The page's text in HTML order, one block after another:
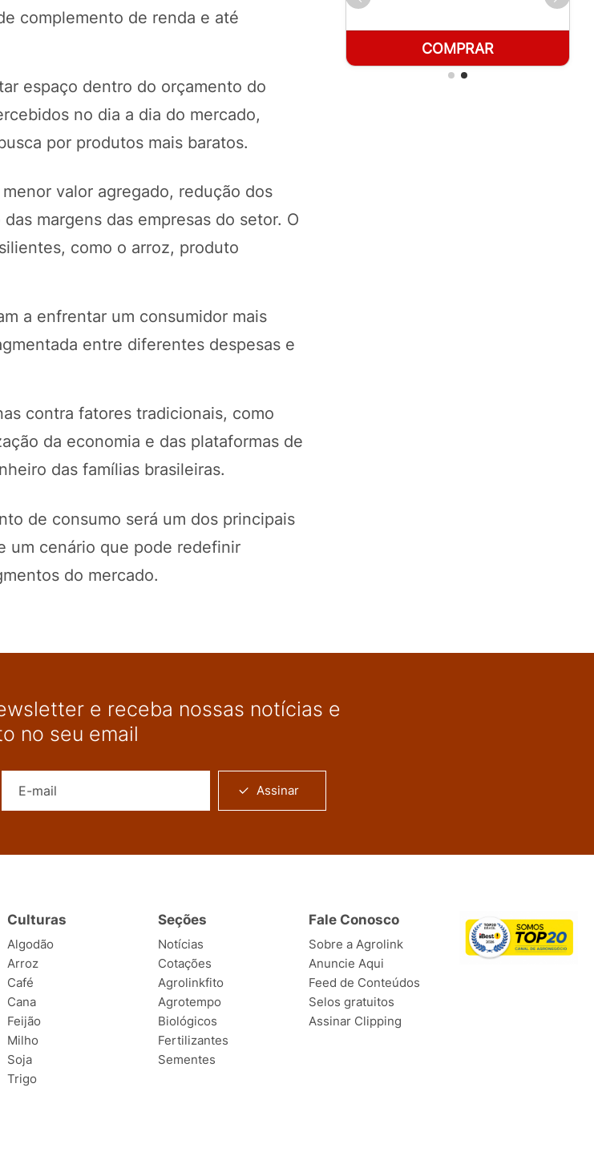
complemento de renda e até
espaço dentro do orçamento do
no dia a dia do mercado,
por produtos mais baratos.
valor agregado, redução dos
margens das empresas do setor. O
como o arroz, produto
a enfrentar um consumidor mais
entre diferentes despesas e
contra fatores tradicionais, como
da economia e das plataformas de
das famílias brasileiras.
de consumo será um dos principais
um cenário que pode redefinir
do mercado.
COMPRAR
e receba nossas notícias e
no seu email
Assinar
Culturas
Algodão
Arroz
Café
Cana
Feijão
Milho
Soja
Trigo
Seções
Notícias
Cotações
Agrolinkfito
Agrotempo
Biológicos
Fertilizantes
Sementes
Fale Conosco
Sobre a Agrolink
Anuncie Aqui
Feed de Conteúdos
Selos gratuitos
Assinar Clipping